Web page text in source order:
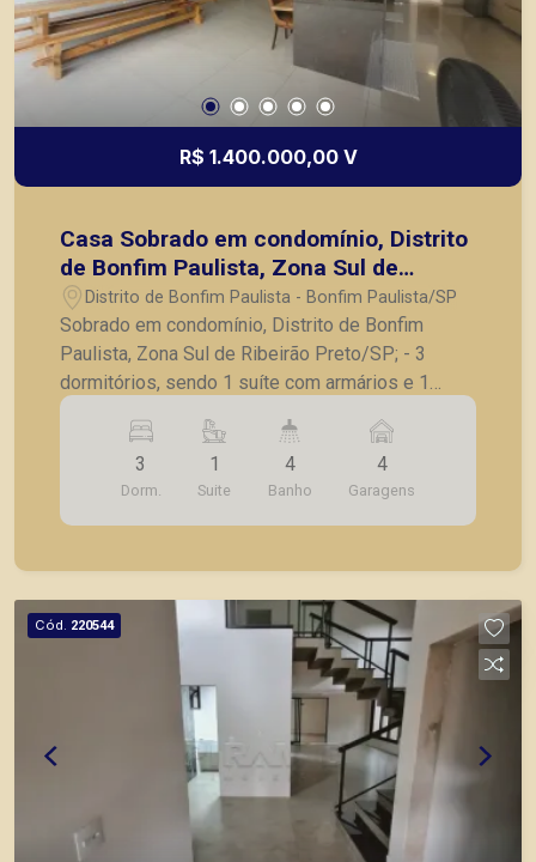
embutido na área gourmet; - Preparação para
instalação de sistema de geração de energia
solar; A Piramid tem como objetivo atender seus
clientes com agilidade e segurança, em locação,
vendas de imóveis prontos, usados ou mesmo
nos principais lançamentos da cidade de Ribeirão
R$ 1.400.000,00 V
Casa Sobrado em condomínio, Distrito
de Bonfim Paulista, Zona Sul de
Ribeirão Preto/SP;
Distrito de Bonfim Paulista - Bonfim Paulista/SP
Sobrado em condomínio, Distrito de Bonfim
Paulista, Zona Sul de Ribeirão Preto/SP; - 3
dormitórios, sendo 1 suíte com armários e 1
suíte Master com closet; - Sala para 2 ambientes,
com pé direito alto; - Cozinha ampla; - Lavabo; -
Sala íntima; - Banheiro social; - Lavanderia; -
Despensa; - Piscina ampla aquecida; - Jardim; - 4
vagas de garagem; Casa moderna, com um fino
atender seus clientes com agilidade e segurança,
em locação, vendas de imóveis prontos, usados
ou mesmo nos principais lançamentos da cidade
de Ribeirão Preto.
3
Dorm.
1
Suite
4
Banho
4
Garagens
Cód. 220544